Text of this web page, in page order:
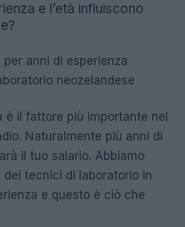
e l’età influiscono
è il fattore più importante nel
Naturalmente più anni di
il tuo salario. Abbiamo
tecnici di laboratorio in
e questo è ciò che